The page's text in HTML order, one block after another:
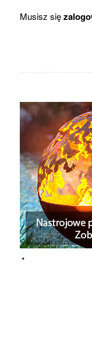
Musisz się